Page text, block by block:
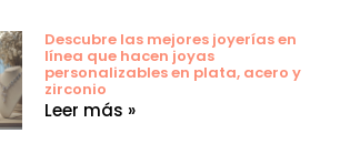
Descubre las mejores joyerías en
línea que hacen joyas
personalizables en plata, acero y
zirconio
Leer más »